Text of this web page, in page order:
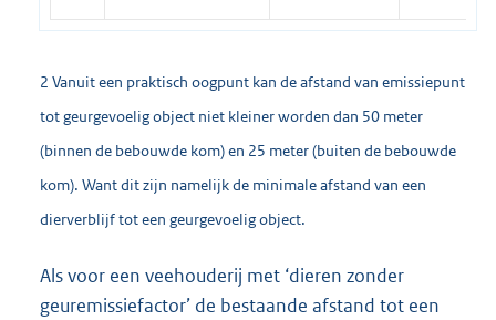
2 Vanuit een praktisch oogpunt kan de afstand van emissiepunt
tot geurgevoelig object niet kleiner worden dan 50 meter
(binnen de bebouwde kom) en 25 meter (buiten de bebouwde
kom). Want dit zijn namelijk de minimale afstand van een
dierverblijf tot een geurgevoelig object.
Als voor een veehouderij met ‘dieren zonder
geuremissiefactor’ de bestaande afstand tot een